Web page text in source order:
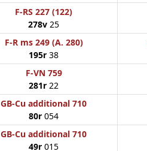
F-RS 227 (122)
278v 25
F-R ms 249 (A. 280)
195r 38
F-VN 759
281r 22
GB-Cu additional 710
80r 054
GB-Cu additional 710
49r 015